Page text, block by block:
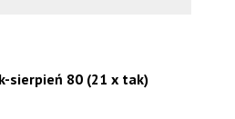
sierpień 80 (21 x tak)